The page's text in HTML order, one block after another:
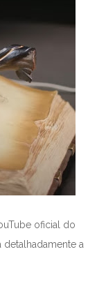
oficial do
a